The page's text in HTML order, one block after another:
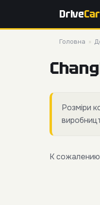
DriveCar
Головна »
Розміри
К